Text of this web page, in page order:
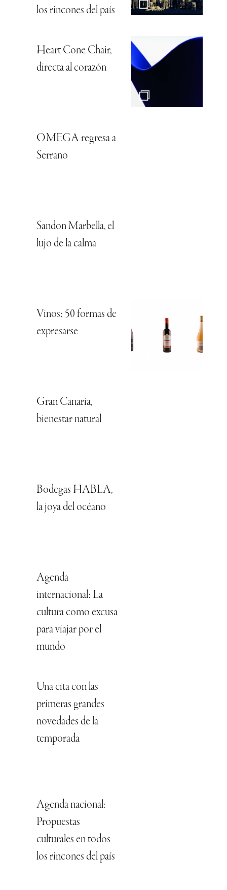
los rincones del país
Heart Cone Chair,
directa al corazón
OMEGA regresa a
Serrano
Sandon Marbella, el
lujo de la calma
Vinos: 50 formas de
expresarse
Gran Canaria,
bienestar natural
Bodegas HABLA,
la joya del océano
Agenda
internacional: La
cultura como excusa
para viajar por el
mundo
Una cita con las
primeras grandes
novedades de la
temporada
Agenda nacional:
Propuestas
culturales en todos
los rincones del país